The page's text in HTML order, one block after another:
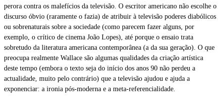
perora contra os malefícios da televisão. O escritor americano não escolhe o
discurso óbvio (raramente o fazia) de atribuir à televisão poderes diabólicos
ou sobrenaturais sobre a sociedade (como parecem fazer alguns, por
exemplo, o crítico de cinema João Lopes), até porque o ensaio trata
sobretudo da literatura americana contemporânea (a da sua geração). O que
preocupa realmente Wallace são algumas qualidades da criação artística
deste tempo (embora o texto seja do início dos anos 90 não perdeu a
actualidade, muito pelo contrário) que a televisão ajudou e ajuda a
exponenciar: a ironia pós-moderna e a meta-referencialidade.